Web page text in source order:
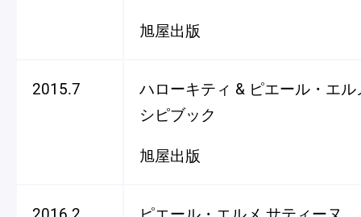
旭屋出版
2015.7
ハローキティ & ピエール・エ
シピブック
旭屋出版